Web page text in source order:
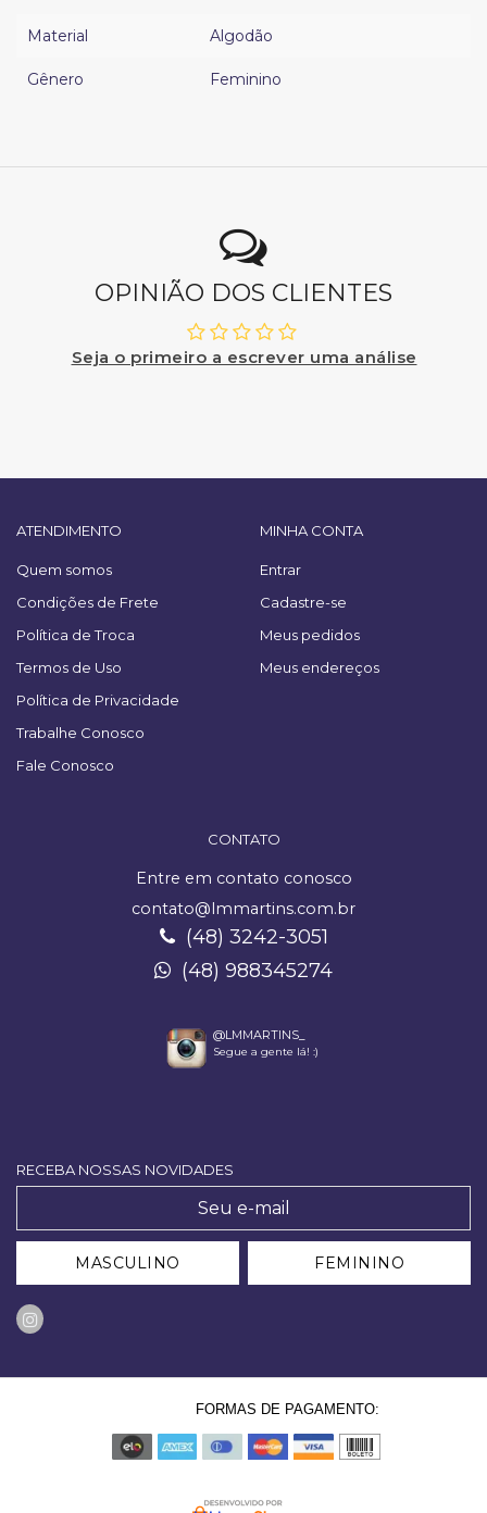
Material Algodão
Gênero Feminino
OPINIÃO DOS CLIENTES
Seja o primeiro a escrever uma análise
ATENDIMENTO
Quem somos
Condições de Frete
Política de Troca
Termos de Uso
Política de Privacidade
Trabalhe Conosco
Fale Conosco
MINHA CONTA
Entrar
Cadastre-se
Meus pedidos
Meus endereços
CONTATO
Entre em contato conosco
contato@lmmartins.com.br
(48) 3242-3051
(48) 988345274
@LMMARTINS_
Segue a gente lá! :)
RECEBA NOSSAS NOVIDADES
MASCULINO FEMININO
FORMAS DE PAGAMENTO: